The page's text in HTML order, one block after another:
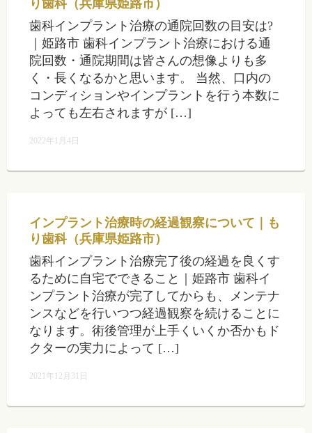
り歯科（兵庫県姫路市）
歯科インプラント治療の通院回数の目安は?
｜姫路市 歯科インプラント治療における通
院回数・通院期間は皆さんの想像よりも多
く・長くなるかと思います。 当然、口内の
コンディションやインプラントを行う本数に
よっても左右されますが […]
2022年1月4日
インプラント治療時の経過観察について｜も
り歯科（兵庫県姫路市）
歯科インプラント治療完了後の経過を良くす
るために自宅でできること｜姫路市 歯科イ
ンプラント治療が完了してからも、メンテナ
ンスなどを行いつつ経過観察を続けることに
なります。術後管理が上手くいくか否かもド
クターの実力によって […]
2021年12月31日